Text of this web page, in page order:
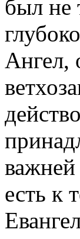
был не
Ангел,
есть к